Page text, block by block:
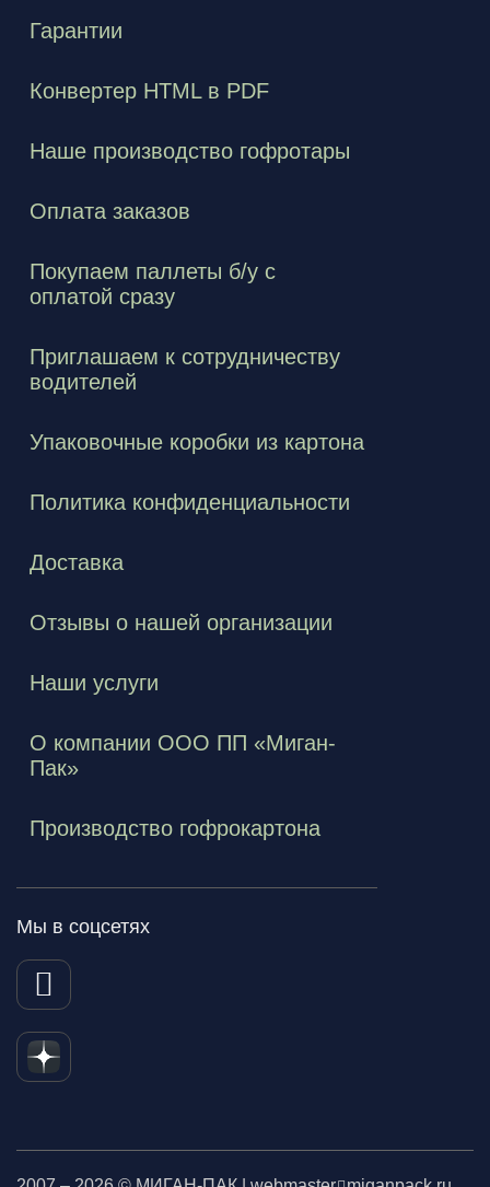
Гарантии
Конвертер HTML в PDF
Наше производство гофротары
Оплата заказов
Покупаем паллеты б/у с
оплатой сразу
Приглашаем к сотрудничеству
водителей
Упаковочные коробки из картона
Политика конфиденциальности
Доставка
Отзывы о нашей организации
Наши услуги
О компании ООО ПП «Миган-
Пак»
Производство гофрокартона
Мы в соцсетях